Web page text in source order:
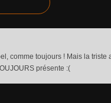
comme toujours ! Mais la triste
présente :(